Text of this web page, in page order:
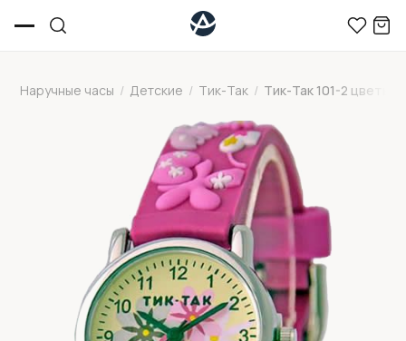
Наручные часы / Детские / Тик-Так / Тик-Так 101-2 цветы